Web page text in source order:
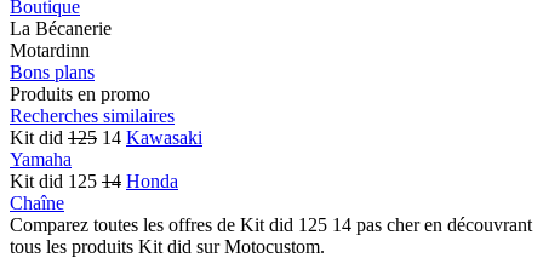
Boutique
La Bécanerie
Motardinn
Bons plans
Produits en promo
Recherches similaires
Kit did 125 14 Kawasaki
Yamaha
Kit did 125 14 Honda
Chaîne
Comparez toutes les offres de Kit did 125 14 pas cher en découvrant
tous les produits Kit did sur Motocustom.